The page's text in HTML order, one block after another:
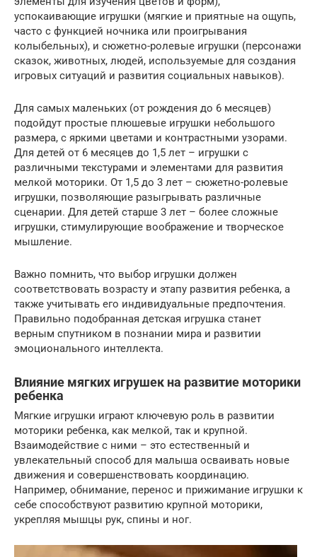
успокаивающие игрушки (мягкие и приятные на ощупь,
часто с функцией ночника или проигрывания
колыбельных), и сюжетно-ролевые игрушки (персонажи
сказок, животных, людей, используемые для создания
игровых ситуаций и развития социальных навыков).
Для самых маленьких (от рождения до 6 месяцев)
подойдут простые плюшевые игрушки небольшого
размера, с яркими цветами и контрастными узорами.
Для детей от 6 месяцев до 1,5 лет – игрушки с
различными текстурами и элементами для развития
мелкой моторики. От 1,5 до 3 лет – сюжетно-ролевые
игрушки, позволяющие разыгрывать различные
сценарии. Для детей старше 3 лет – более сложные
игрушки, стимулирующие воображение и творческое
мышление.
Важно помнить, что выбор игрушки должен
соответствовать возрасту и этапу развития ребенка, а
также учитывать его индивидуальные предпочтения.
Правильно подобранная детская игрушка станет
верным спутником в познании мира и развитии
эмоционального интеллекта.
Влияние мягких игрушек на развитие моторики
ребенка
Мягкие игрушки играют ключевую роль в развитии
моторики ребенка, как мелкой, так и крупной.
Взаимодействие с ними – это естественный и
увлекательный способ для малыша осваивать новые
движения и совершенствовать координацию.
Например, обнимание, перенос и прижимание игрушки к
себе способствуют развитию крупной моторики,
укрепляя мышцы рук, спины и ног.